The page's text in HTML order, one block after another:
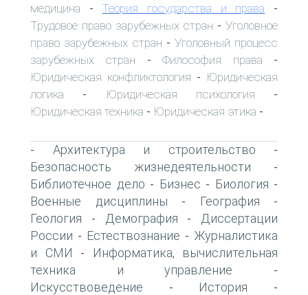
медицина - Теория государства и права -
Трудовое право зарубежных стран -Уголовное
право зарубежных стран - Уголовный процесс
зарубежных стран -Философия права -
Юридическая конфликтология - Юридическая
логика - Юридическая психология -
Юридическая техника - Юридическая этика -
- Архитектура и строительство -
Безопасность жизнедеятельности -
Библиотечное дело - Бизнес - Биология -
Военные дисциплины - География -
Геология - Демография -
Диссертации
России - Естествознание - Журналистика
и СМИ -
Информатика, вычислительная
техника и управление -
Искусствоведение - История -